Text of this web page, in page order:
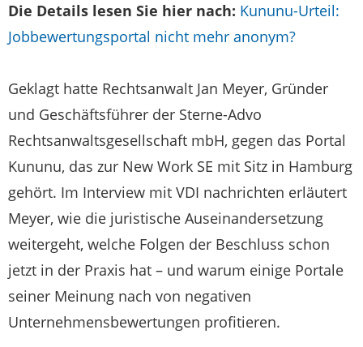
Die Details lesen Sie hier nach: Kununu-Urteil:
Jobbewertungsportal nicht mehr anonym?
Geklagt hatte Rechtsanwalt Jan Meyer, Gründer
und Geschäftsführer der Sterne-Advo
Rechtsanwaltsgesellschaft mbH, gegen das Portal
Kununu, das zur New Work SE mit Sitz in Hamburg
gehört. Im Interview mit VDI nachrichten erläutert
Meyer, wie die juristische Auseinandersetzung
weitergeht, welche Folgen der Beschluss schon
jetzt in der Praxis hat – und warum einige Portale
seiner Meinung nach von negativen
Unternehmensbewertungen profitieren.